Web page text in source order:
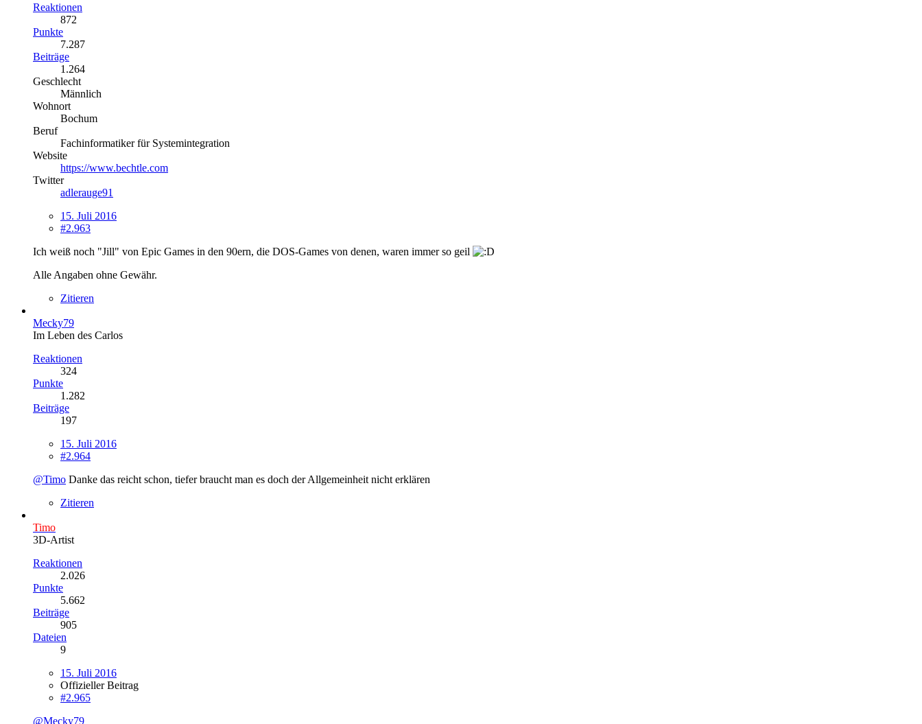
Reaktionen
872
Punkte
7.287
Beiträge
1.264
Geschlecht
Männlich
Wohnort
Bochum
Beruf
Fachinformatiker für Systemintegration
Website
https://www.bechtle.com
Twitter
adlerauge91
15. Juli 2016
#2.963
Ich weiß noch "Jill" von Epic Games in den 90ern, die DOS-Games von denen, waren immer so geil
Alle Angaben ohne Gewähr.
Zitieren
Mecky79
Im Leben des Carlos
Reaktionen
324
Punkte
1.282
Beiträge
197
15. Juli 2016
#2.964
@Timo Danke das reicht schon, tiefer braucht man es doch der Allgemeinheit nicht erklären
Zitieren
Timo
3D-Artist
Reaktionen
2.026
Punkte
5.662
Beiträge
905
Dateien
9
15. Juli 2016
Offizieller Beitrag
#2.965
@Mecky79